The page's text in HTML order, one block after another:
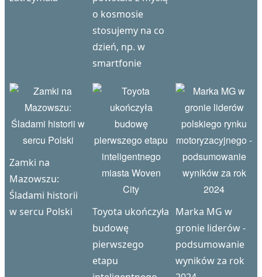
o kosmosie
stosujemy na co
dzień, np. w
smartfonie
Zamki na
Mazowszu:
Śladami historii
w sercu Polski
Toyota ukończyła
budowę
pierwszego
etapu
Marka MG w
gronie liderów -
podsumowanie
wyników za rok